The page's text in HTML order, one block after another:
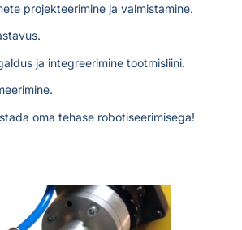
projekteerimine ja valmistamine.
ja integreerimine tootmisliini.
oma tehase robotiseerimisega!